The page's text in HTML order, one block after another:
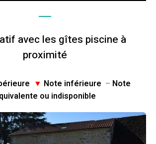
avec les gîtes piscine à
proximité
▼ Note inférieure – Note
ou indisponible